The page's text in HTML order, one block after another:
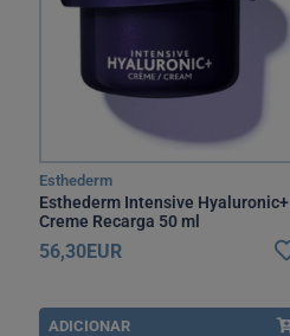
Esthederm
Esthederm Intensive Hyaluronic+
Creme Recarga 50 ml
56,30EUR
ADICIONAR